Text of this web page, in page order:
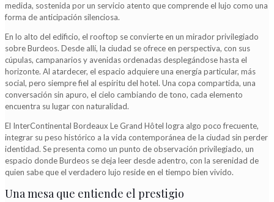
medida, sostenida por un servicio atento que comprende el lujo como una
forma de anticipación silenciosa.
En lo alto del edificio, el rooftop se convierte en un mirador privilegiado
sobre Burdeos. Desde allí, la ciudad se ofrece en perspectiva, con sus
cúpulas, campanarios y avenidas ordenadas desplegándose hasta el
horizonte. Al atardecer, el espacio adquiere una energía particular, más
social, pero siempre fiel al espíritu del hotel. Una copa compartida, una
conversación sin apuro, el cielo cambiando de tono, cada elemento
encuentra su lugar con naturalidad.
El InterContinental Bordeaux Le Grand Hôtel logra algo poco frecuente,
integrar su peso histórico a la vida contemporánea de la ciudad sin perder
identidad. Se presenta como un punto de observación privilegiado, un
espacio donde Burdeos se deja leer desde adentro, con la serenidad de
quien sabe que el verdadero lujo reside en el tiempo bien vivido.
Una mesa que entiende el prestigio